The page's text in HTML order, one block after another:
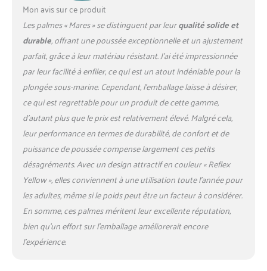
Mon avis sur ce produit
Les palmes « Mares » se distinguent par leurqualité solide et
durable, offrant une poussée exceptionnelle et un ajustement
parfait, grâce à leur matériau résistant. J’ai été impressionnée
par leur facilité à enfiler, ce qui est un atout indéniable pour la
plongée sous-marine. Cependant, l’emballage laisse à désirer,
ce qui est regrettable pour un produit de cette gamme,
d’autant plus que le prix est relativement élevé. Malgré cela,
leur performance en termes de durabilité, de confort et de
puissance de poussée compense largement ces petits
désagréments. Avec un design attractif en couleur « Reflex
Yellow », elles conviennent à une utilisation toute l’année pour
les adultes, même si le poids peut être un facteur à considérer.
En somme, ces palmes méritent leur excellente réputation,
bien qu’un effort sur l’emballage améliorerait encore
l’expérience.